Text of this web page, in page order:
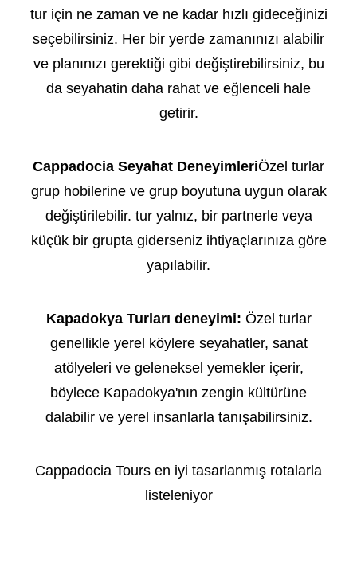
tur için ne zaman ve ne kadar hızlı gideceğinizi
seçebilirsiniz. Her bir yerde zamanınızı alabilir
ve planınızı gerektiği gibi değiştirebilirsiniz, bu
da seyahatin daha rahat ve eğlenceli hale
getirir.
Cappadocia Seyahat DeneyimleriÖzel turlar
grup hobilerine ve grup boyutuna uygun olarak
değiştirilebilir. tur yalnız, bir partnerle veya
küçük bir grupta giderseniz ihtiyaçlarınıza göre
yapılabilir.
Kapadokya Turları deneyimi: Özel turlar
genellikle yerel köylere seyahatler, sanat
atölyeleri ve geleneksel yemekler içerir,
böylece Kapadokya'nın zengin kültürüne
dalabilir ve yerel insanlarla tanışabilirsiniz.
Cappadocia Tours en iyi tasarlanmış rotalarla
listeleniyor